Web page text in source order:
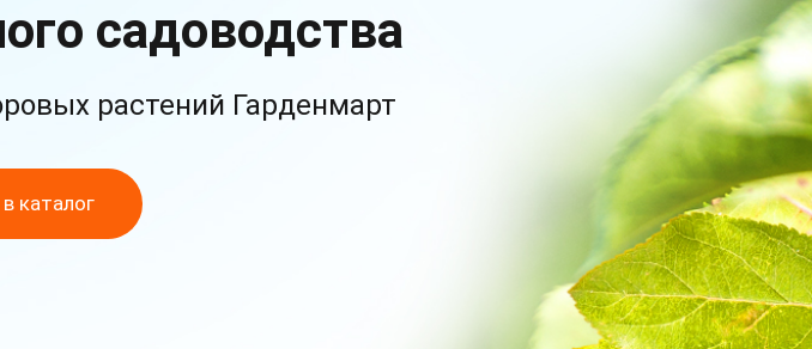
садоводства
растений Гарденмарт
каталог